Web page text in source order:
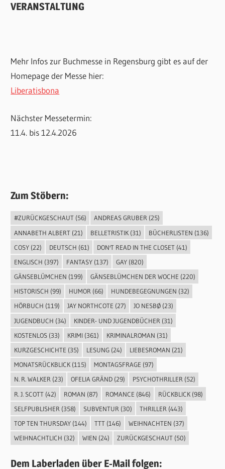
VERANSTALTUNG
Mehr Infos zur Buchmesse in Regensburg gibt es auf der
Homepage der Messe hier:
Liberatisbona
Nächster Messetermin:
11.4. bis 12.4.2026
Zum Stöbern:
#ZURÜCKGESCHAUT(56) ANDREAS GRUBER(25)
ANNABETH ALBERT(21) BELLETRISTIK(31) BÜCHERLISTEN (136)
COSY(22) DEUTSCH (61) DON'T READ IN THE CLOSET(41)
ENGLISCH (397) FANTASY(137) GAY(820)
GÄNSEBLÜMCHEN (199) GÄNSEBLÜMCHEN DER WOCHE (220)
HISTORISCH (99) HUMOR(66) HUNDEBEGEGNUNGEN (32)
HÖRBUCH (119) JAY NORTHCOTE (27) JO NESBØ(23)
JUGENDBUCH (34) KINDER- UND JUGENDBÜCHER (31)
KOSTENLOS(33) KRIMI(361) KRIMINALROMAN (31)
KURZGESCHICHTE (35) LESUNG(24) LIEBESROMAN (21)
MONATSRÜCKBLICK(115) MONTAGSFRAGE (97)
N. R. WALKER(23) OFELIA GRÄND(29) PSYCHOTHRILLER(52)
R. J. SCOTT(42) ROMAN (87) ROMANCE (846) RÜCKBLICK(98)
SELFPUBLISHER (358) SUBVENTUR (30) THRILLER (443)
TOP TEN THURSDAY(144) TTT(146) WEIHNACHTEN (37)
WEIHNACHTLICH (32) WIEN (24) ZURÜCKGESCHAUT(50)
Dem Laberladen über E-Mail folgen: